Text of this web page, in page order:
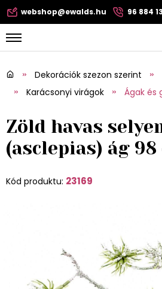
webshop@ewalds.hu 96 884
Dekorációk szezon szerint
Karácsonyi virágok
Ágak és
Zöld havas
(asclepias) ág 98
Kód produktu: 23169